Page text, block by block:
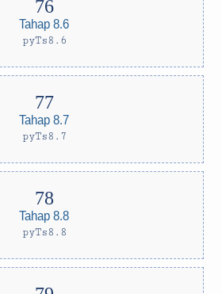
Tahap 8.6
pyTs8.6
Tahap 8.7
pyTs8.7
Tahap 8.8
pyTs8.8